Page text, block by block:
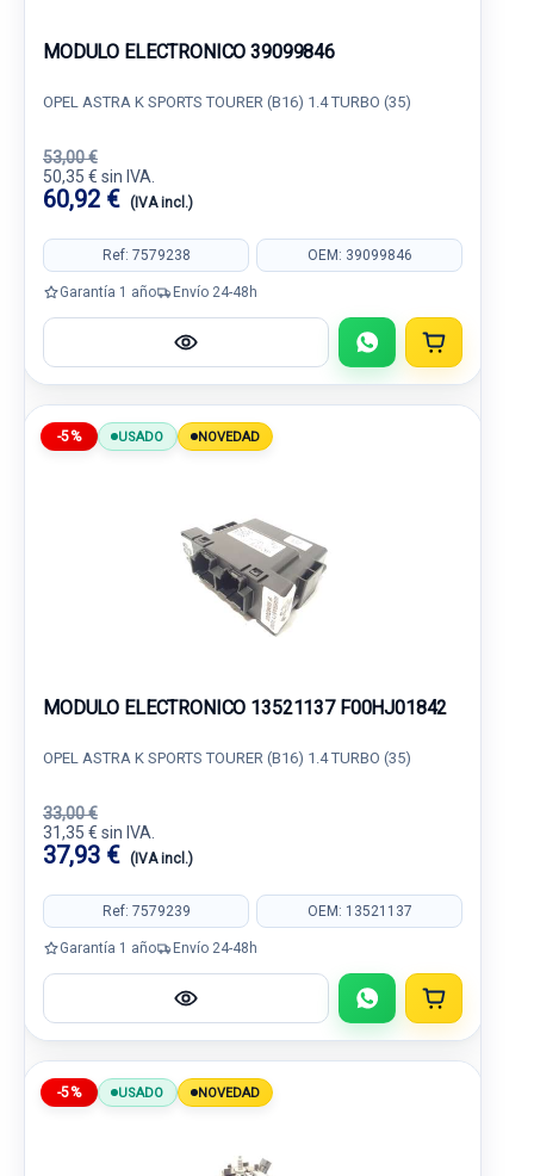
MODULO ELECTRONICO 39099846
OPEL ASTRA K SPORTS TOURER (B16) 1.4 TURBO (35)
53,00 €
50,35 € sin IVA.
60,92 € (IVA incl.)
Ref: 7579238 OEM: 39099846
Garantía 1 año Envío 24-48h
-5% USADO NOVEDAD
MODULO ELECTRONICO 13521137 F00HJ01842
OPEL ASTRA K SPORTS TOURER (B16) 1.4 TURBO (35)
33,00 €
31,35 € sin IVA.
37,93 € (IVA incl.)
Ref: 7579239 OEM: 13521137
Garantía 1 año Envío 24-48h
-5% USADO NOVEDAD